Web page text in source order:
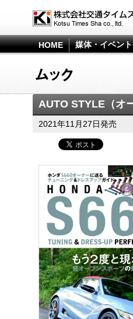
HOME 媒体・イベン
AUTO STYLE（オ
2021年11月27日発売